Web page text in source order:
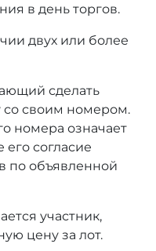
в день торгов.
двух или более
сделать
со своим номером.
номера означает
согласие
по объявленной
участник,
цену за лот.